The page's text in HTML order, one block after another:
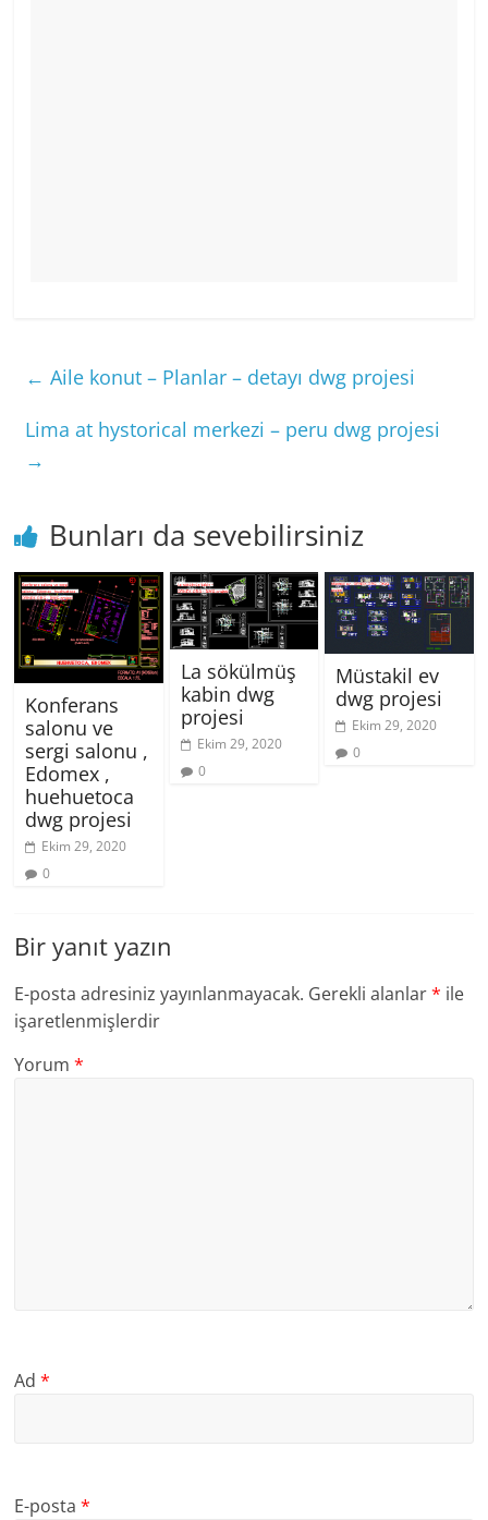
← Aile konut – Planlar – detayı dwg projesi
Lima at hystorical merkezi – peru dwg projesi
→
Bunları da sevebilirsiniz
Konferans
salonu ve
sergi salonu ,
Edomex ,
huehuetoca
dwg projesi
Ekim 29, 2020
0
La sökülmüş
kabin dwg
projesi
Ekim 29, 2020
0
Müstakil ev
dwg projesi
Ekim 29, 2020
0
Bir yanıt yazın
E-posta adresiniz yayınlanmayacak. Gerekli alanlar* ile
işaretlenmişlerdir
Yorum*
Ad*
E-posta*